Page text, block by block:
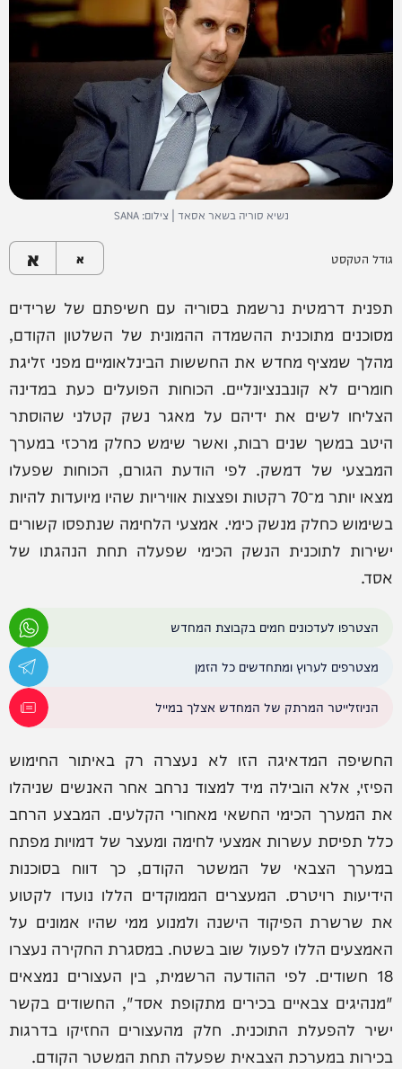
נשיא סוריה בשאר אסאד | צילום: SANA
גודל הטקסט א א
תפנית דרמטית נרשמת בסוריה עם חשיפתם של שרידים
מסוכנים מתוכנית ההשמדה ההמונית של השלטון הקודם,
מהלך שמציף מחדש את החששות הבינלאומיים מפני זליגת
חומרים לא קונבנציונליים. הכוחות הפועלים כעת במדינה
הצליחו לשים את ידיהם על מאגר נשק קטלני שהוסתר
היטב במשך שנים רבות, ואשר שימש כחלק מרכזי במערך
המבצעי של דמשק. לפי הודעת הגורם, הכוחות שפעלו
מצאו יותר מ־70 רקטות ופצצות אוויריות שהיו מיועדות להיות
בשימוש כחלק מנשק כימי. אמצעי הלחימה שנתפסו קשורים
ישירות לתוכנית הנשק הכימי שפעלה תחת הנהגתו של
אסד.
הצטרפו לעדכונים חמים בקבוצת המחדש
מצטרפים לערוץ ומתחדשים כל הזמן
הניוזלייטר המרתק של המחדש אצלך במייל
החשיפה המדאיגה הזו לא נעצרה רק באיתור החימוש
הפיזי, אלא הובילה מיד למצוד נרחב אחר האנשים שניהלו
את המערך הכימי החשאי מאחורי הקלעים. המבצע הרחב
כלל תפיסת עשרות אמצעי לחימה ומעצר של דמויות מפתח
במערך הצבאי של המשטר הקודם, כך דווח בסוכנות
הידיעות רויטרס. המעצרים הממוקדים הללו נועדו לקטוע
את שרשרת הפיקוד הישנה ולמנוע ממי שהיו אמונים על
האמצעים הללו לפעול שוב בשטח. במסגרת החקירה נעצרו
18 חשודים. לפי ההודעה הרשמית, בין העצורים נמצאים
"מנהיגים צבאיים בכירים מתקופת אסד", החשודים בקשר
ישיר להפעלת התוכנית. חלק מהעצורים החזיקו בדרגות
בכירות במערכת הצבאית שפעלה תחת המשטר הקודם.